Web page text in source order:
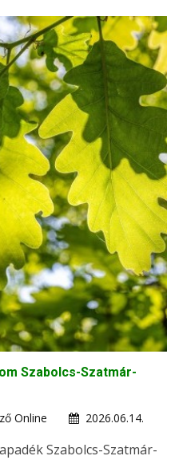
Szabolcs-Szatmár-
Online
2026.06.14.
Szabolcs-Szatmár-